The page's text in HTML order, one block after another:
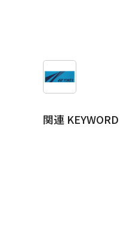
関連 KEYWORD